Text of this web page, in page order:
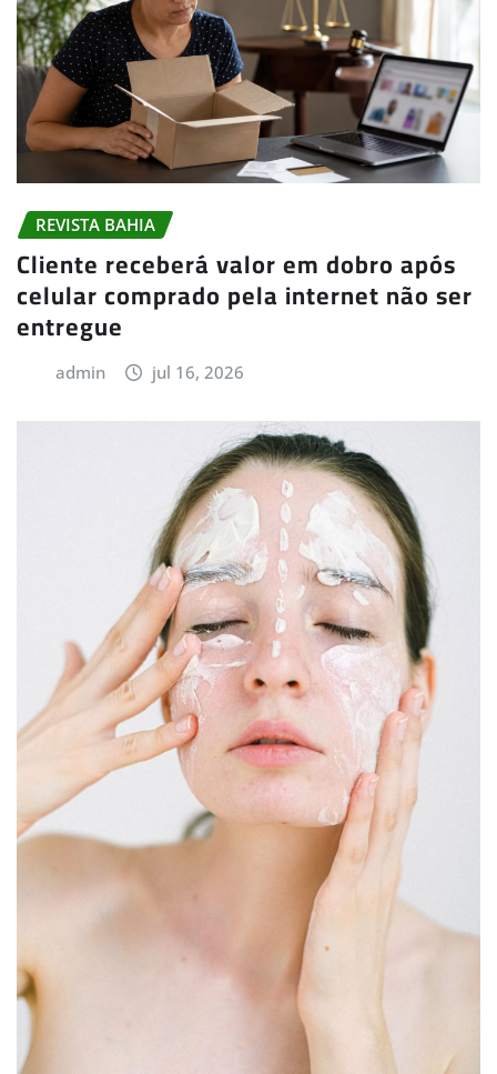
REVISTA BAHIA
Cliente receberá valor em dobro após
celular comprado pela internet não ser
entregue
admin jul 16, 2026